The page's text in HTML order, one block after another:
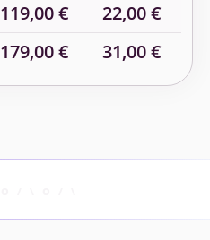
119,00 €
22,00 €
179,00 € 31,00 €